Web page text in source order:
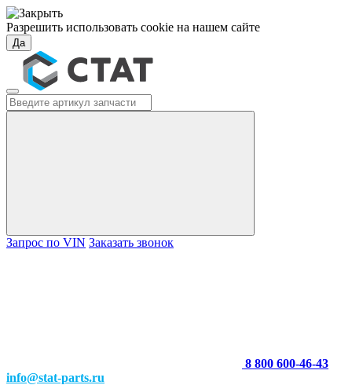
Разрешить использовать cookie на нашем сайте
Да
Запрос по VIN Заказать звонок
8 800 600-46-43
info@stat-parts.ru